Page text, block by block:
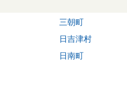
三朝町
日吉津村
日南町